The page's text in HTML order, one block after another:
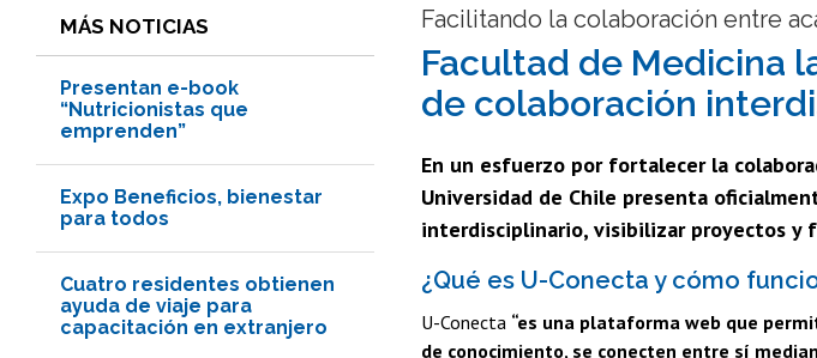
MÁS NOTICIAS
Presentan e-book
“Nutricionistas que
emprenden”
Expo Beneficios, bienestar
para todos
Cuatro residentes obtienen
ayuda de viaje para
capacitación en extranjero
Facilitando la colaboración entre
Facultad de Medicina
de colaboración
En un esfuerzo por fortalecer la
Universidad de Chile presenta
interdisciplinario, visibilizar proyectos y
¿Qué es U-Conecta y cómo
U-Conecta “es una plataforma web que
de conocimiento, se conecten entre sí